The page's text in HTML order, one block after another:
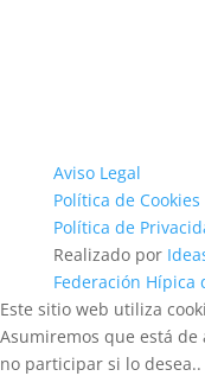
Aviso Legal
Política de Cookies
Política de
Realizado por
Federación Hípica
Este sitio web utiliza
Asumiremos que está
no participar si lo desea..